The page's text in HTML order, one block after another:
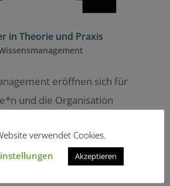
in Theorie und Praxis
eröffnen sich für
und die Organisation
Information, Wissen und
und für den
verwendet Cookies.
Akzeptieren